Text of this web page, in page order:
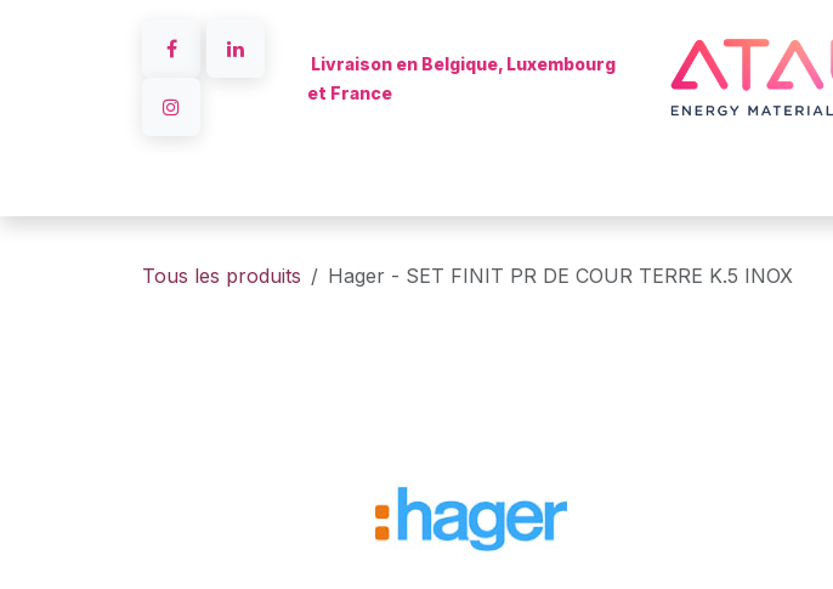
Livraison en Belgique, Luxembourg
et France
Tous les produits Hager - SET FINIT PR DE COUR TERRE K.5 INOX